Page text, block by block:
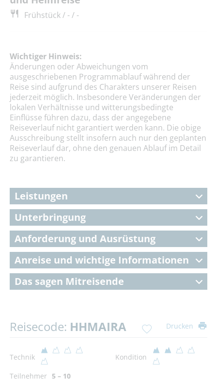
Frühstück / - / -
Wichtiger Hinweis:
Änderungen oder Abweichungen vom
ausgeschriebenen Programmablauf während der
Reise sind aufgrund des Charakters unserer Reisen
jederzeit möglich. Insbesondere Veränderungen der
lokalen Verhältnisse und witterungsbedingte
Einflüsse führen dazu, dass der angegebene
Reiseverlauf nicht garantiert werden kann. Die obige
Ausschreibung stellt insofern auch nur den geplanten
Reiseverlauf dar, ohne den genauen Ablauf im Detail
zu garantieren.
Leistungen
Unterbringung
Anforderung und Ausrüstung
Anreise und wichtige Informationen
Das sagen Mitreisende
Reisecode: HHMAIRA Drucken
Technik Kondition
Teilnehmer 5 – 10